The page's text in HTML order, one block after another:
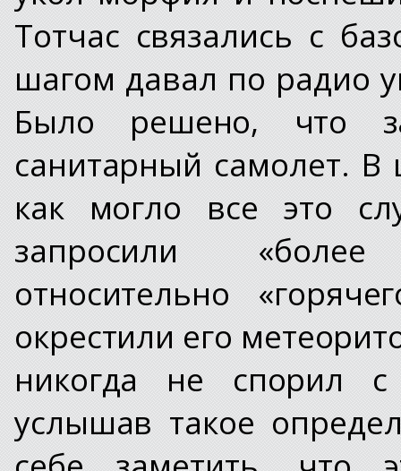
Тотчас связались с
шагом давал по радио
Было решено, что
санитарный самолет.
как могло все это
запросили
относительно
окрестили его
никогда не спорил
услышав такое